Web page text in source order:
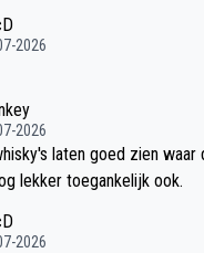
2026
2026
laten goed zien waar
lekker toegankelijk ook.
2026